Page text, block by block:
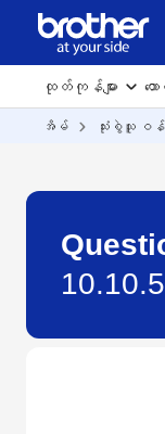
ထုတ်ကုန်များ ထေ
အိမ် သုံးစွဲသူ ဝ